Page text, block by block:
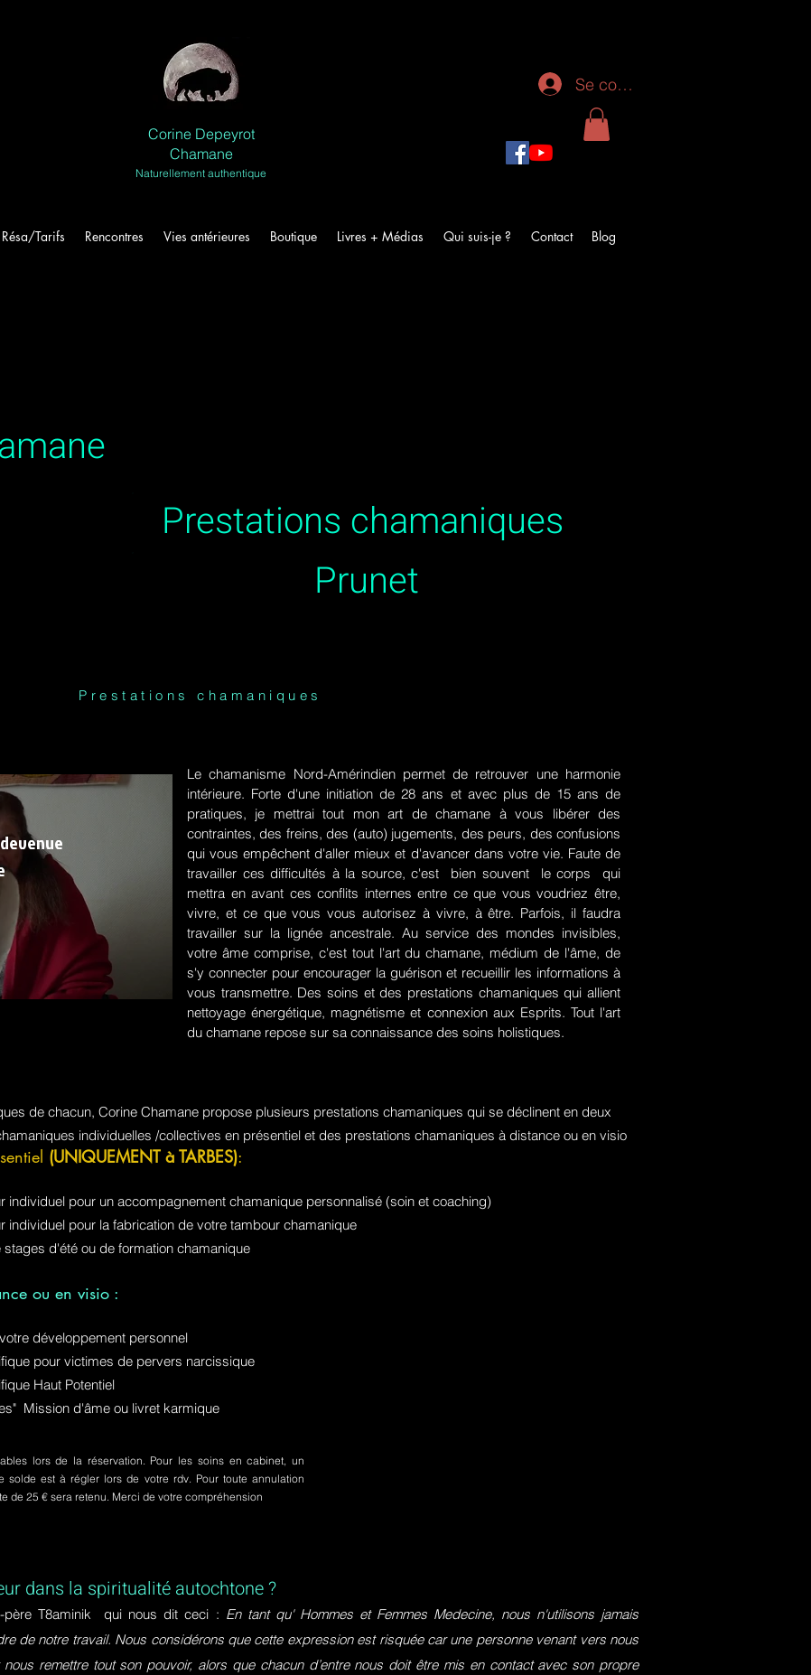
Corine Depeyrot
Chamane
Naturellement authentique
Se connecter
Résa/Tarifs Rencontres Vies antérieures Boutique Livres + Médias Qui suis-je ? Contact Blog
Prestations chamaniques
Prunet
Prestations chamaniques
Le chamanisme Nord-Amérindien permet de retrouver une harmonie
intérieure. Forte d'une initiation de 28 ans et avec plus de 15 ans de
pratiques, je mettrai tout mon art de chamane à vous libérer des
contraintes, des freins, des (auto) jugements, des peurs, des confusions
qui vous empêchent d'aller mieux et d'avancer dans votre vie. Faute de
travailler ces difficultés à la source, c'est bien souvent le corps qui
mettra en avant ces conflits internes entre ce que vous voudriez être,
vivre, et ce que vous vous autorisez à vivre, à être. Parfois, il faudra
travailler sur la lignée ancestrale. Au service des mondes invisibles,
votre âme comprise, c'est tout l'art du chamane, médium de l'âme, de
s'y connecter pour encourager la guérison et recueillir les informations à
vous transmettre. Des soins et des prestations chamaniques qui allient
nettoyage énergétique, magnétisme et connexion aux Esprits. Tout l'art
du chamane repose sur sa connaissance des soins holistiques.
de chacun, Corine Chamane propose plusieurs prestations chamaniques qui se déclinent en deux
individuelles /collectives en présentiel et des prestations chamaniques à distance ou en visio
(UNIQUEMENT à TARBES):
individuel pour un accompagnement chamanique personnalisé (soin et coaching)
individuel pour la fabrication de votre tambour chamanique
d'été ou de formation chamanique
ou en visio :
développement personnel
pour victimes de pervers narcissique
Haut Potentiel
Mission d'âme ou livret karmique
lors de la réservation. Pour les soins en cabinet, un
est à régler lors de votre rdv. Pour toute annulation
de 25 € sera retenu. Merci de votre compréhension
dans la spiritualité autochtone ?
père T8aminik qui nous dit ceci : En tant qu' Hommes et Femmes Medecine, nous n'utilisons jamais
de notre travail. Nous considérons que cette expression est risquée car une personne venant vers nous
remettre tout son pouvoir, alors que chacun d’entre nous doit être mis en contact avec son propre